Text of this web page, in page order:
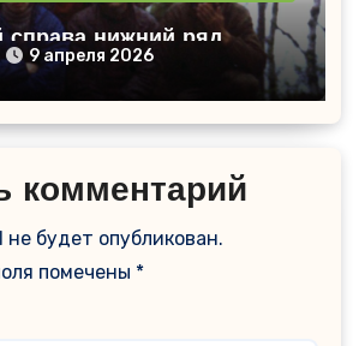
справа нижний ряд
9 апреля 2026
комментарий
будет опубликован.
помечены *